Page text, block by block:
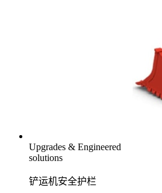
Upgrades & Engineered
solutions
铲运机安全护栏